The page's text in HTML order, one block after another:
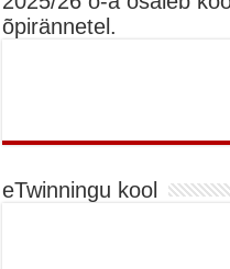
õpirännetel.
eTwinningu kool